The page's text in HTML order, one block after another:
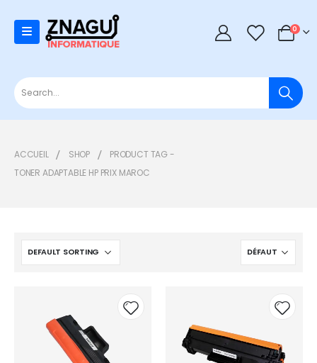
0 0
ACCUEIL SHOP
PRODUCT TAG -
TONER ADAPTABLE HP PRIX MAROC